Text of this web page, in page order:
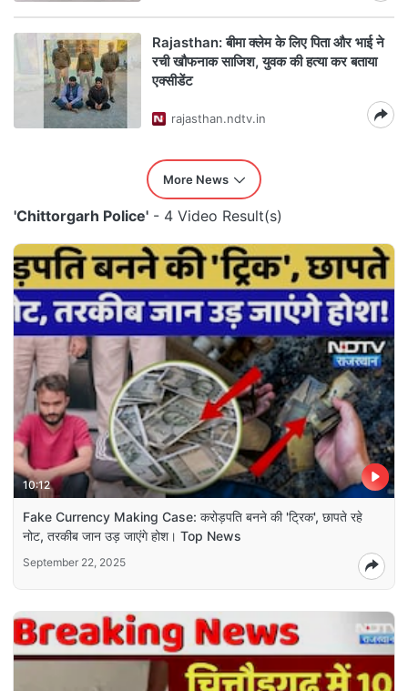
Rajasthan: बीमा क्लेम के लिए पिता और भाई ने
रची खौफनाक साजिश, युवक की हत्या कर बताया
एक्सीडेंट
rajasthan.ndtv.in
More News
'Chittorgarh Police' - 4 Video Result(s)
10:12
Fake Currency Making Case: करोड़पति बनने की 'ट्रिक', छापते रहे
नोट, तरकीब जान उड़ जाएंगे होश। Top News
September 22, 2025